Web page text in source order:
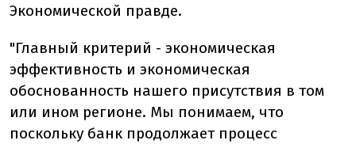
Экономической правде.
"Главный критерий - экономическая
эффективность и экономическая
обоснованность нашего присутствия в том
или ином регионе. Мы понимаем, что
поскольку банк продолжает процесс